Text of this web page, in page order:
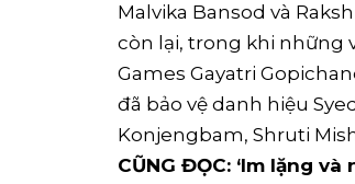
Malvika Bansod và
còn lại, trong khi những
Games Gayatri
đã bảo vệ danh hiệu
Konjengbam, Shruti
CŨNG ĐỌC: ‘Im lặng